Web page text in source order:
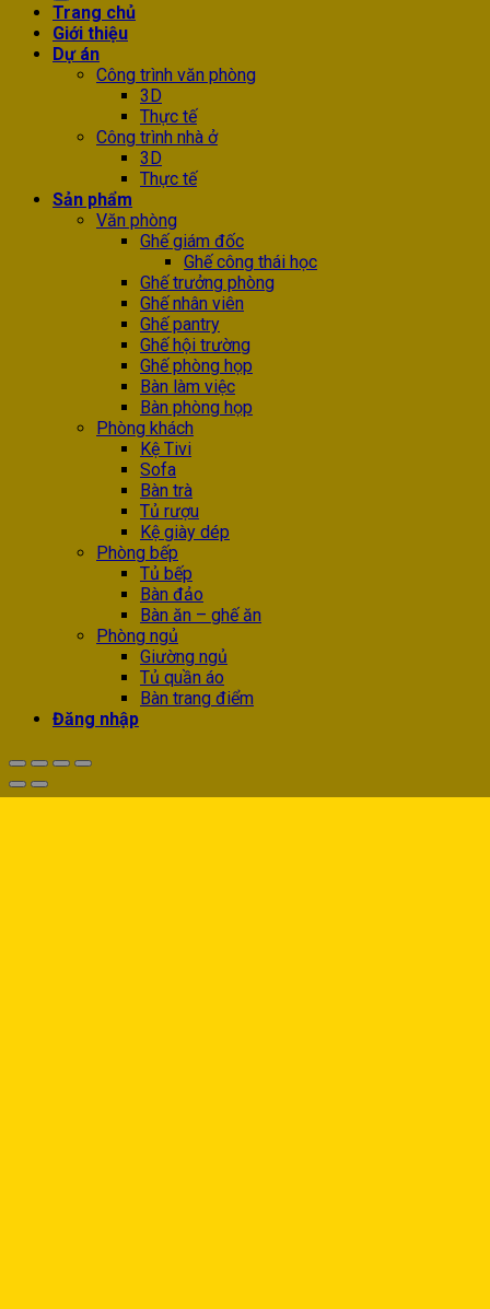
Trang chủ
Giới thiệu
Dự án
Công trình văn phòng
3D
Thực tế
Công trình nhà ở
3D
Thực tế
Sản phẩm
Văn phòng
Ghế giám đốc
Ghế công thái học
Ghế trưởng phòng
Ghế nhân viên
Ghế pantry
Ghế hội trường
Ghế phòng họp
Bàn làm việc
Bàn phòng họp
Phòng khách
Kệ Tivi
Sofa
Bàn trà
Tủ rượu
Kệ giày dép
Phòng bếp
Tủ bếp
Bàn đảo
Bàn ăn – ghế ăn
Phòng ngủ
Giường ngủ
Tủ quần áo
Bàn trang điểm
Đăng nhập